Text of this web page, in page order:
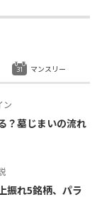
ン
？墓じまいの流れ
振れ5銘柄、パラ
マンスリー